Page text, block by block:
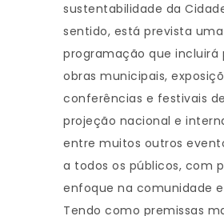
sustentabilidade da
sentido, está prevista
programação que incluirá
obras municipais,
conferências e festivais
projeção nacional e
entre muitos outros
a todos os públicos, com
enfoque na comunidade
Tendo como premissas